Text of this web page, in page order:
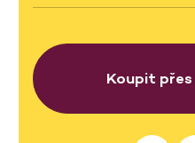
Koupit